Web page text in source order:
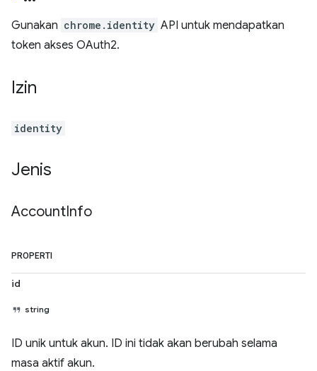
Gunakan chrome.identity API untuk mendapatkan
token akses OAuth2.
Izin
identity
Jenis
AccountInfo
PROPERTI
id
string
ID unik untuk akun. ID ini tidak akan berubah selama
masa aktif akun.